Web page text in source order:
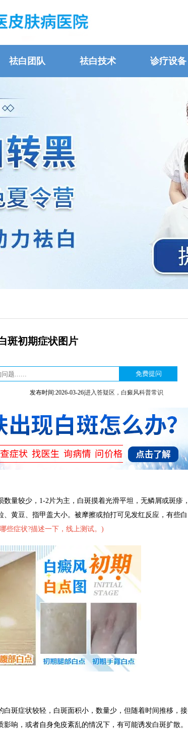
祛白团队 祛白技术 诊疗设备
斑初期症状图片
发布时间:2026-03-26|进入答疑区，白癜风科普常识
数量较少，1-2片为主，白斑摸着光滑平坦，无鳞屑或斑疹，
黄豆、指甲盖大小。被摩擦或拍打可见发红反应，有些白
些症状?描述一下，线上测试。 )
斑症状较轻，白斑面积小，数量少，但随着时间推移，接
响，或者自身免疫紊乱的情况下，有可能诱发白斑扩散。